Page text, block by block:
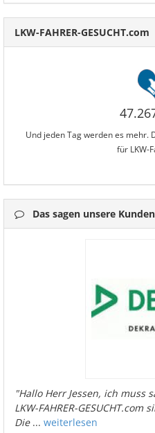
LKW-FAHRER-GESUCHT.com
Und jeden Tag werden es mehr.
für LKW-
Das sagen unsere Kunden
"Hallo Herr Jessen, ich muss
LKW-FAHRER-
Die... weiterlesen